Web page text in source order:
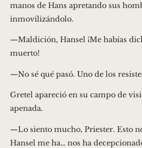
manos de Hans apretando sus
inmovilizándolo.
—Maldición, Hansel ¡Me habías
muerto!
—No sé qué pasó. Uno de los
Gretel apareció en su campo de
apenada.
—Lo siento mucho, Priester. Esto
Hansel me ha… nos ha